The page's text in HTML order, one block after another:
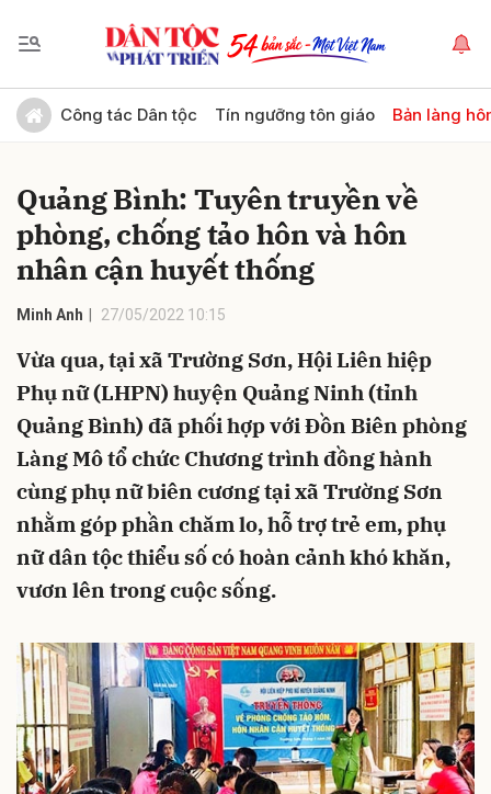
Công tác Dân tộc Tín ngưỡng tôn giáo Bản làng
Quảng Bình: Tuyên truyền về
phòng, chống tảo hôn và hôn
nhân cận huyết thống
Minh Anh 27/05/2022 10:15
Vừa qua, tại xã Trường Sơn, Hội Liên hiệp
Phụ nữ (LHPN) huyện Quảng Ninh (tỉnh
Quảng Bình) đã phối hợp với Đồn Biên phòng
Làng Mô tổ chức Chương trình đồng hành
cùng phụ nữ biên cương tại xã Trường Sơn
nhằm góp phần chăm lo, hỗ trợ trẻ em, phụ
nữ dân tộc thiểu số có hoàn cảnh khó khăn,
vươn lên trong cuộc sống.
Gửi bình luận